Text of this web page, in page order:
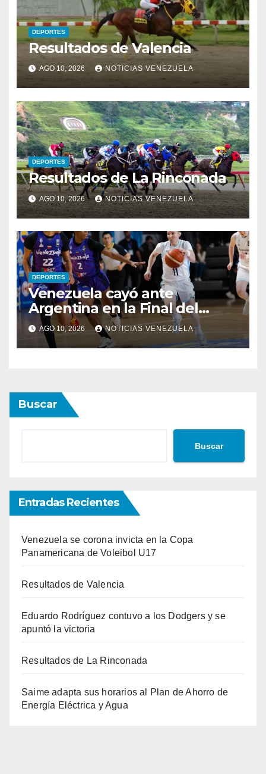
DEPORTES
Resultados de Valencia
AGO 10, 2026 NOTICIAS VENEZUELA
DEPORTES
Resultados de La Rinconada
AGO 10, 2026 NOTICIAS VENEZUELA
DEPORTES
Venezuela cayó ante
Argentina en la Final del
Sudamericano
AGO 10, 2026 NOTICIAS VENEZUELA
Buscar
Buscar
Entradas Recientes
Venezuela se corona invicta en la Copa
Panamericana de Voleibol U17
Resultados de Valencia
Eduardo Rodríguez contuvo a los Dodgers y se
apuntó la victoria
Resultados de La Rinconada
Saime adapta sus horarios al Plan de Ahorro de
Energía Eléctrica y Agua